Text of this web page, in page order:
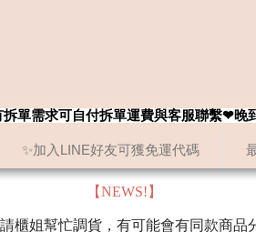
✨加入LINE好友可獲免運代碼
單需求可自付拆單運費與客服聯繫❤晚